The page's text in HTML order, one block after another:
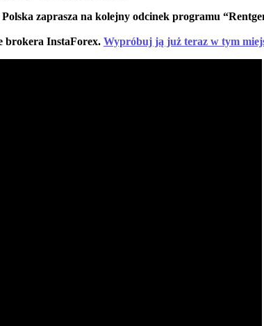
zaprasza na kolejny odcinek programu
brokera InstaForex. Wypróbuj ją już teraz w tym